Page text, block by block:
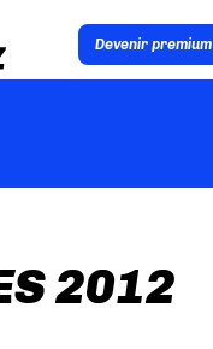
Devenir premium
2012